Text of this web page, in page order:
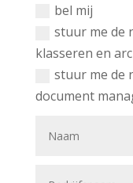
bel mij
stuur me de
klasseren en
stuur me de
document